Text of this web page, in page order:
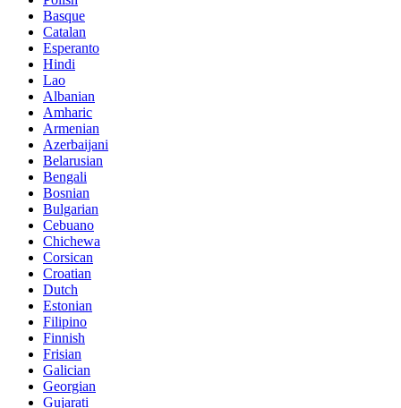
Basque
Catalan
Esperanto
Hindi
Lao
Albanian
Amharic
Armenian
Azerbaijani
Belarusian
Bengali
Bosnian
Bulgarian
Cebuano
Chichewa
Corsican
Croatian
Dutch
Estonian
Filipino
Finnish
Frisian
Galician
Georgian
Gujarati